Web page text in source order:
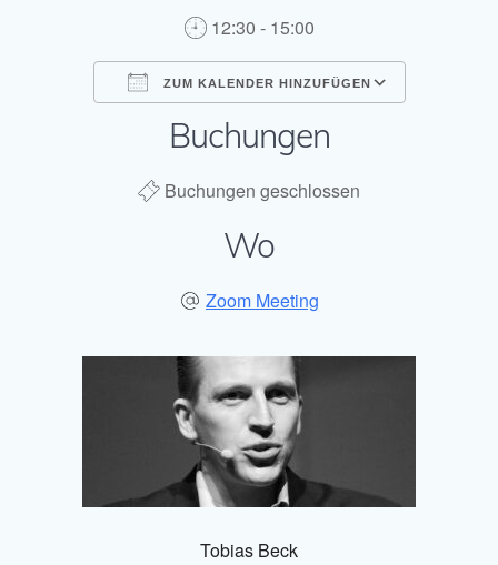
12:30 - 15:00
ZUM KALENDER HINZUFÜGEN
ICS herunterladen
Buchungen
Buchungen geschlossen
Wo
Zoom Meeting
Tobias Beck